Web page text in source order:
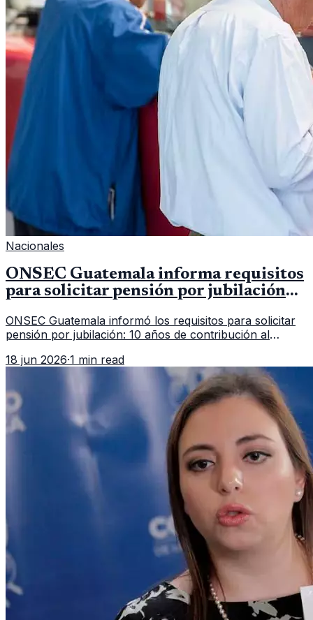
Nacionales
ONSEC Guatemala informa requisitos
para solicitar pensión por jubilación
ONSEC Guatemala informó los requisitos para solicitar
pensión por jubilación: 10 años de contribución al
importar edad.
18 jun 2026·1 min read